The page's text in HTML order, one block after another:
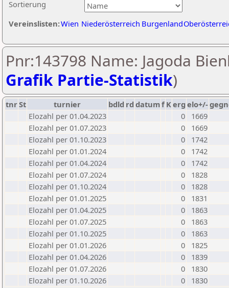
Sortierung
Vereinslisten:Wien Niederösterreich Burgenland
Pnr:143798 Name: Jagoda
Grafik Partie-Statistik)
tnrSt turnier bdld rd datumf Kerg elo+/-
Elozahl per 01.04.2023
0
1669
Elozahl per 01.07.2023
0
1669
Elozahl per 01.10.2023
0
1742
Elozahl per 01.01.2024
0
1742
Elozahl per 01.04.2024
0
1742
Elozahl per 01.07.2024
0
1828
Elozahl per 01.10.2024
0
1828
Elozahl per 01.01.2025
0
1831
Elozahl per 01.04.2025
0
1863
Elozahl per 01.07.2025
0
1863
Elozahl per 01.10.2025
0
1863
Elozahl per 01.01.2026
0
1825
Elozahl per 01.04.2026
0
1839
Elozahl per 01.07.2026
0
1830
Elozahl per 01.10.2026
0 1830